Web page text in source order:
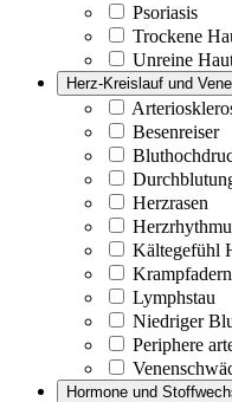
Psoriasis
Trockene
Unreine
Herz-Kreislauf und
Besenreiser
Herzrasen
Kältegefühl
Krampfadern
Lymphstau
Niedriger
Periphere
Hormone und